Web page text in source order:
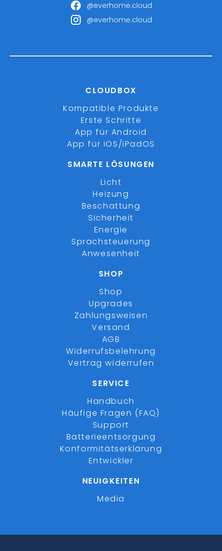
@everhome.cloud
@everhome.cloud
CLOUDBOX
Kompatible Produkte
Erste Schritte
App für Android
App für iOS/iPadOS
SMARTE LÖSUNGEN
Licht
Heizung
Beschattung
Sicherheit
Energie
Sprachsteuerung
Anwesenheit
SHOP
Shop
Upgrades
Zahlungsweisen
Versand
AGB
Widerrufsbelehrung
Vertrag widerrufen
SERVICE
Handbuch
Häufige Fragen (FAQ)
Support
Batterieentsorgung
Konformitätserklärung
Entwickler
NEUIGKEITEN
Media